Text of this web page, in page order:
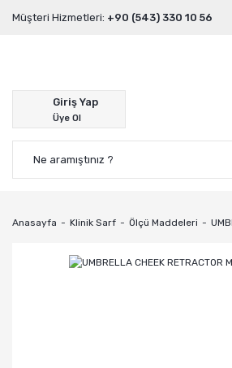
Müşteri Hizmetleri: +90 (543) 330 10 56
Giriş Yap
Üye Ol
Anasayfa Klinik Sarf Ölçü Maddeleri